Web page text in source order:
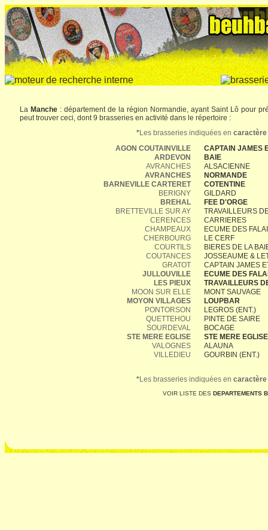
La Manche : département de la région Normandie, ayant Saint Lô pour
peut trouver ceci, dont 9 brasseries en activité dans le répertoire :
*Les brasseries indiquées en caractère
AGON COUTAINVILLE
CAPTAIN JAMES
ARDEVON
BAIE
AVRANCHES
ALSACIENNE
AVRANCHES
NORMANDE
BARNEVILLE CARTERET
COTENTINE
BERIGNY
GILDARD
BREHAL
FEE D'ORGE
BRETTEVILLE SUR AY
TRAVAILLEURS
CERENCES
CARRIERES
CHAMPEAUX
ECUME DES
CHERBOURG
LE CERF
COURTILS
BIERES DE LA
COUTANCES
JOSSEAUME &
GRATOT
CAPTAIN JAMES
JULLOUVILLE
ECUME DES
LES PIEUX
TRAVAILLEURS
MOON SUR ELLE
MONT SAUVAGE
MOYON VILLAGES
LOUPBAR
PONTORSON
LEGROS (ENT.)
QUETTEHOU
PINTE DE SAIRE
SOURDEVAL
BOCAGE
STE MERE EGLISE
STE MERE EGLISE
VALOGNES
ALAUNA
VILLEDIEU
GOURBIN (ENT.)
*Les brasseries indiquées en caractère
VOIR LISTE DES DEPARTEMENTS